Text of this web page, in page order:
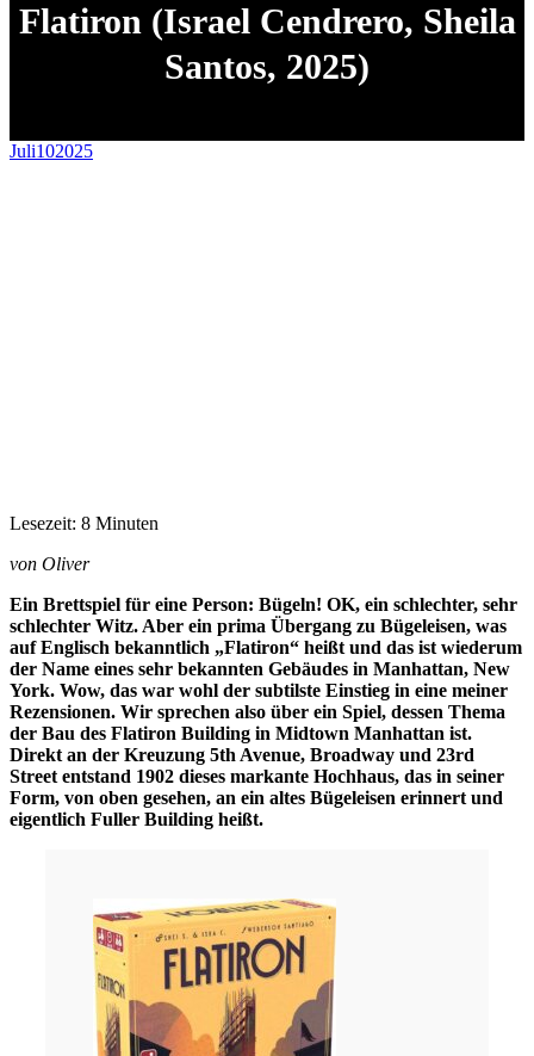
Flatiron (Israel Cendrero, Sheila
Santos, 2025)
Juli102025
Lesezeit: 8 Minuten
von Oliver
Ein Brettspiel für eine Person: Bügeln! OK, ein schlechter, sehr
schlechter Witz. Aber ein prima Übergang zu Bügeleisen, was
auf Englisch bekanntlich „Flatiron“ heißt und das ist wiederum
der Name eines sehr bekannten Gebäudes in Manhattan, New
York. Wow, das war wohl der subtilste Einstieg in eine meiner
Rezensionen. Wir sprechen also über ein Spiel, dessen Thema
der Bau des Flatiron Building in Midtown Manhattan ist.
Direkt an der Kreuzung 5th Avenue, Broadway und 23rd
Street entstand 1902 dieses markante Hochhaus, das in seiner
Form, von oben gesehen, an ein altes Bügeleisen erinnert und
eigentlich Fuller Building heißt.